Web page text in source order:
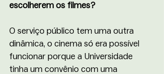
escolherem os filmes?
O serviço público tem uma outra
dinâmica, o cinema só era possível
funcionar porque a Universidade
tinha um convênio com uma